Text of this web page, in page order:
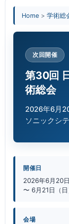
Home > 学術総
次回開催
第30回
術総会
2026年6月
ソニックシ
開催日
2026年6月20日
〜 6月21日（日
会場